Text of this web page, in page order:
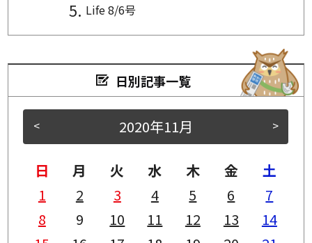
Life 8/6号
日別記事一覧
< >
2020年11月
日 月 火 水 木 金
土
1
2 3 4 5 6
7
8
9 10 11 12 13
14